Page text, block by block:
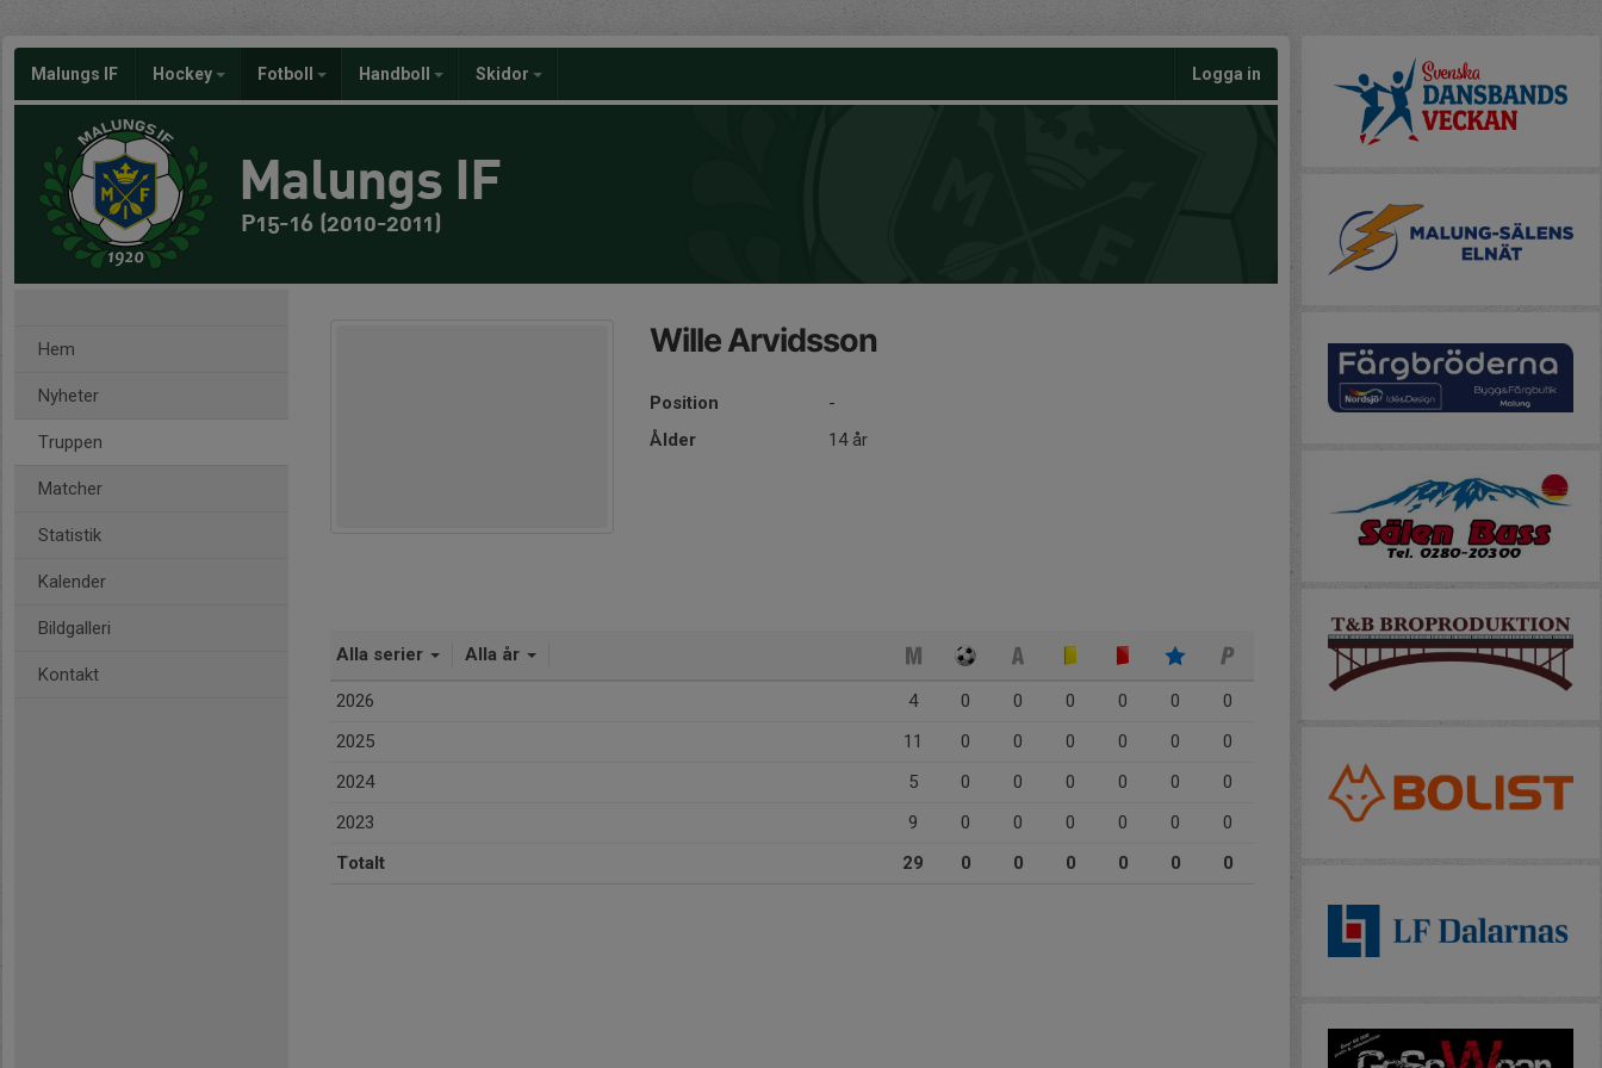
Malungs IF Hockey Fotboll Handboll Skidor Logga in
Malungs IF
P15-16 (2010-2011)
Hem
Nyheter
Truppen
Matcher
Statistik
Kalender
Bildgalleri
Kontakt
Wille Arvidsson
Position
-
Ålder
14 år
Alla serier Alla år
2026 4 0 0 0 0 0
0
2025
11 0 0 0 0 0
0
2024
5 0 0 0 0 0
0
2023
9 0 0 0 0 0
0
Totalt
29 0 0 0 0 0 0